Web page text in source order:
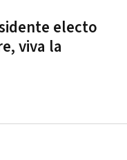
electo
viva la